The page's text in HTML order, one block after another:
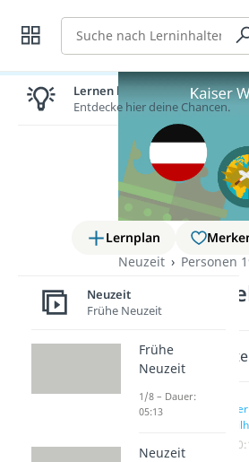
Suche
Lernplan
Neuzeit
Personen
Kaiser
Wichtige
Lernen lohnt sich!
Entdecke hier deine Chancen.
Neuzeit
Frühe Neuzeit
Frühe
Neuzeit
1/8 – Dauer:
05:13
Neuzeit